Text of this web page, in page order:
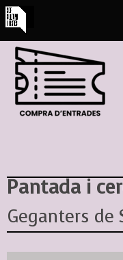
Pantada i
Geganters de